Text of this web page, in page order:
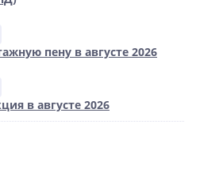
пену в августе 2026
в августе 2026